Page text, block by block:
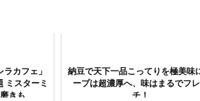
カフェ」
ミスターミ
きも
納豆で天下一品こってりを極美味
ープは超濃厚へ、味はまるでフ
チ！